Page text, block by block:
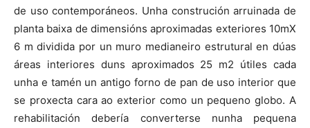
de uso contemporáneos. Unha construción arruinada de
planta baixa de dimensións aproximadas exteriores 10mX
6 m dividida por un muro medianeiro estrutural en dúas
áreas interiores duns aproximados 25 m2 útiles cada
unha e tamén un antigo forno de pan de uso interior que
se proxecta cara ao exterior como un pequeno globo. A
rehabilitación debería converterse nunha pequena